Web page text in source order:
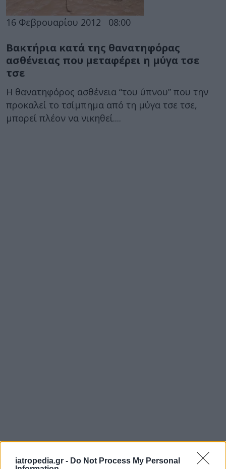
iatropedia.gr - Do Not Process My Personal
16 Φεβρουαρίου 2012 08:00
Βακτήρια κατά της θανατηφόρας
ασθένειας που μεταφέρει η μύγα τσε
τσε
Η θανατηφόρος ασθένεια “του ύπνου” που την
προκαλεί το τσίμπημα από τη μύγα τσε τσε,
μπορεί πλέον να νικηθεί....